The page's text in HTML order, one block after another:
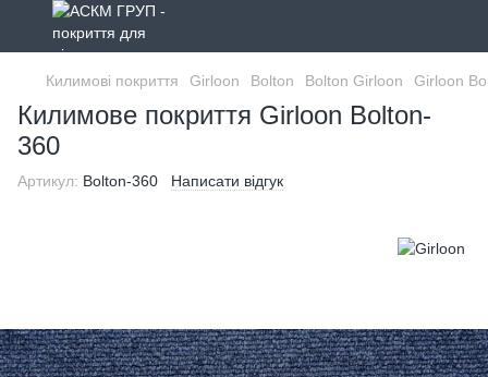
Килимові покриття Girloon Bolton Bolton Girloon Girloon
Килимове покриття Girloon Bolton-
360
Артикул: Bolton-360 Написати відгук